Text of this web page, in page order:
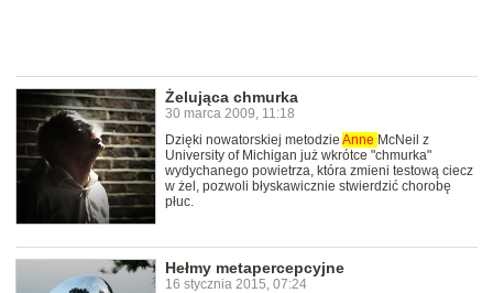
Żelująca chmurka
30 marca 2009, 11:18
Dzięki nowatorskiej metodzie Anne McNeil z
University of Michigan już wkrótce "chmurka"
wydychanego powietrza, która zmieni testową ciecz
w żel, pozwoli błyskawicznie stwierdzić chorobę
płuc.
Hełmy metapercepcyjne
16 stycznia 2015, 07:24